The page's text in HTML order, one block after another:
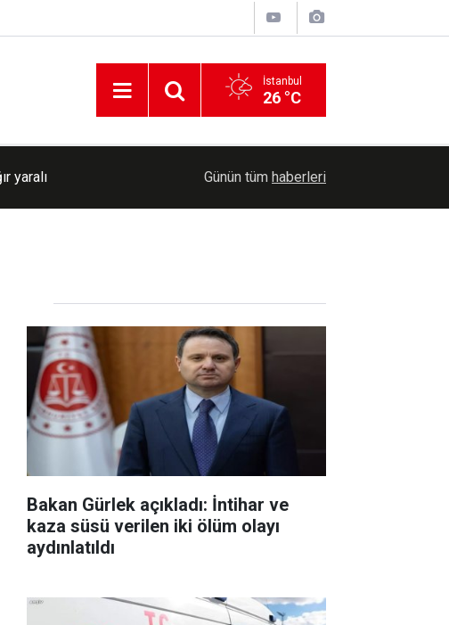
İstanbul
26 °C
Diyarbakır'da motosikletin araca çarpma anı
Günün tüm haberleri
Bakan Gürlek açıkladı: İntihar ve
kaza süsü verilen iki ölüm olayı
aydınlatıldı